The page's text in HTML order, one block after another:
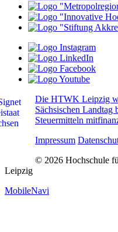
Die HTWK Leipzig
Sächsischen Landtag
Steuermitteln
Impressum
© 2026 Hochschule
Leipzig
MobileNavi